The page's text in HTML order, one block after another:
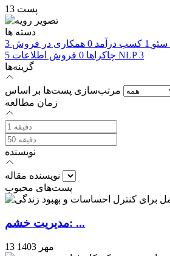
13 پست
دسته ها
سئو 1 کسب درآمد 0 همکاری در فروش 3
چاکراها 0 فروش اطلاعات 5 NLP 3
گزینه‌ها
مرتب‌سازی پست‌ها بر اساس
زمان مطالعه
نویسنده
نویسنده مقاله
پست‌های محبوب
مدیریت خشم: ...
13 مهر 1403